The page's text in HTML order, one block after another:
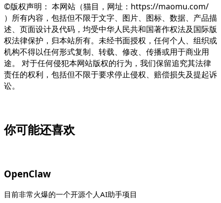
©版权声明： 本网站（猫目，网址：https://maomu.com/
）所有内容，包括但不限于文字、图片、图标、数据、产品描
述、页面设计及代码，均受中华人民共和国著作权法及国际版
权法律保护，归本站所有。未经书面授权，任何个人、组织或
机构不得以任何形式复制、转载、修改、传播或用于商业用
途。 对于任何侵犯本网站版权的行为，我们保留追究其法律
责任的权利，包括但不限于要求停止侵权、赔偿损失及提起诉
讼。
你可能还喜欢
OpenClaw
目前非常火爆的一个开源个人AI助手项目